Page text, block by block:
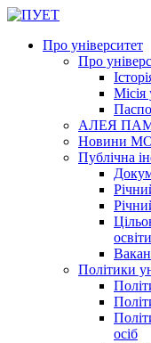
Про університет
Про
Місія
АЛЕЯ
Новини
Публічна
освіти
Політики
осіб